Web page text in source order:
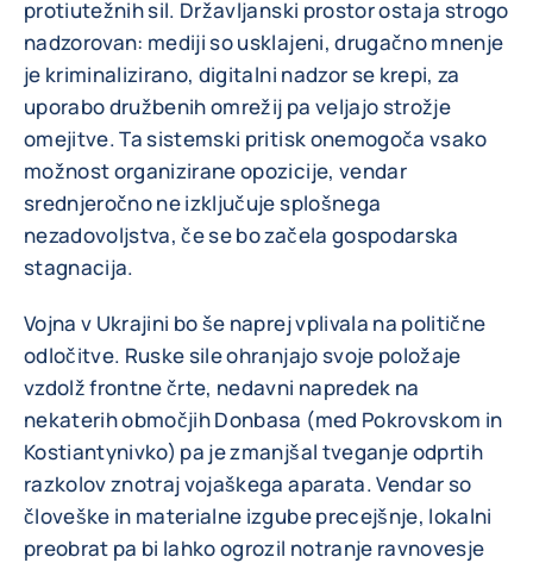
protiutežnih sil. Državljanski prostor ostaja strogo
nadzorovan: mediji so usklajeni, drugačno mnenje
je kriminalizirano, digitalni nadzor se krepi, za
uporabo družbenih omrežij pa veljajo strožje
omejitve. Ta sistemski pritisk onemogoča vsako
možnost organizirane opozicije, vendar
srednjeročno ne izključuje splošnega
nezadovoljstva, če se bo začela gospodarska
stagnacija.
Vojna v Ukrajini bo še naprej vplivala na politične
odločitve. Ruske sile ohranjajo svoje položaje
vzdolž frontne črte, nedavni napredek na
nekaterih območjih Donbasa (med Pokrovskom in
Kostiantynivko) pa je zmanjšal tveganje odprtih
razkolov znotraj vojaškega aparata. Vendar so
človeške in materialne izgube precejšnje, lokalni
preobrat pa bi lahko ogrozil notranje ravnovesje